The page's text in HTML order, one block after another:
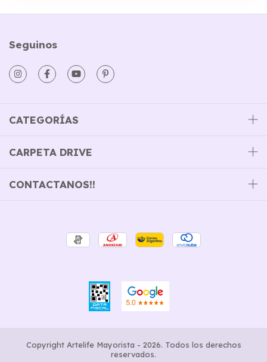
Seguinos
CATEGORÍAS
CARPETA DRIVE
CONTACTANOS!!
Copyright Artelife Mayorista - 2026. Todos los derechos
reservados.